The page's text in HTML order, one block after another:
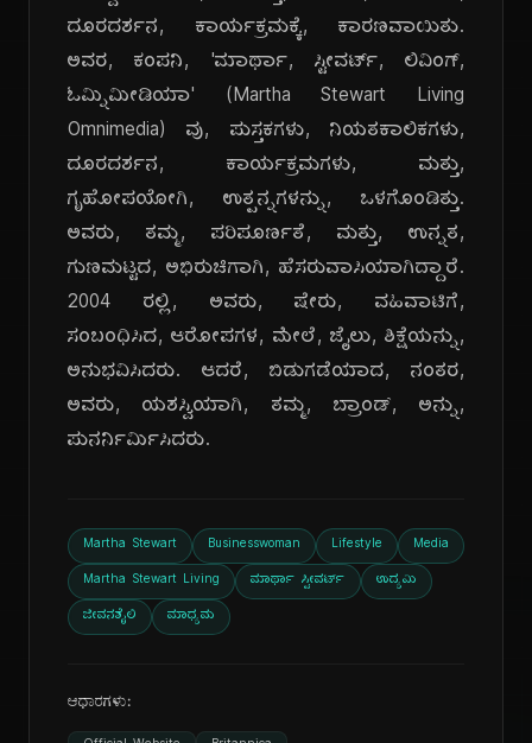
ದೂರದರ್ಶನ, ಕಾರ್ಯಕ್ರಮಕ್ಕೆ, ಕಾರಣವಾಯಿತು.
ಅವರ, ಕಂಪನಿ, 'ಮಾರ್ಥಾ, ಸ್ಟೀವರ್ಟ್, ಲಿವಿಂಗ್,
ಓಮ್ನಿಮೀಡಿಯಾ' (Martha Stewart Living
Omnimedia) ವು, ಪುಸ್ತಕಗಳು, ನಿಯತಕಾಲಿಕಗಳು,
ದೂರದರ್ಶನ, ಕಾರ್ಯಕ್ರಮಗಳು, ಮತ್ತು,
ಗೃಹೋಪಯೋಗಿ, ಉತ್ಪನ್ನಗಳನ್ನು, ಒಳಗೊಂಡಿತ್ತು.
ಅವರು, ತಮ್ಮ, ಪರಿಪೂರ್ಣತೆ, ಮತ್ತು, ಉನ್ನತ,
ಗುಣಮಟ್ಟದ, ಅಭಿರುಚಿಗಾಗಿ, ಹೆಸರುವಾಸಿಯಾಗಿದ್ದಾರೆ.
2004 ರಲ್ಲಿ, ಅವರು, ಷೇರು, ವಹಿವಾಟಿಗೆ,
ಸಂಬಂಧಿಸಿದ, ಆರೋಪಗಳ, ಮೇಲೆ, ಜೈಲು, ಶಿಕ್ಷೆಯನ್ನು,
ಅನುಭವಿಸಿದರು. ಆದರೆ, ಬಿಡುಗಡೆಯಾದ, ನಂತರ,
ಅವರು, ಯಶಸ್ವಿಯಾಗಿ, ತಮ್ಮ, ಬ್ರಾಂಡ್, ಅನ್ನು,
ಪುನರ್ನಿರ್ಮಿಸಿದರು.
Martha Stewart Businesswoman Lifestyle Media
Martha Stewart Living ಮಾರ್ಥಾ ಸ್ಟೀವರ್ಟ್ ಉದ್ಯಮಿ
ಜೀವನಶೈಲಿ ಮಾಧ್ಯಮ
ಆಧಾರಗಳು: